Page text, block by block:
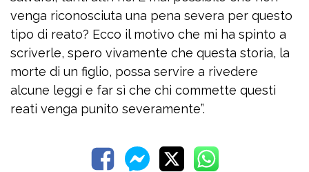
venga riconosciuta una pena severa per questo
tipo di reato? Ecco il motivo che mi ha spinto a
scriverle, spero vivamente che questa storia, la
morte di un figlio, possa servire a rivedere
alcune leggi e far sì che chi commette questi
reati venga punito severamente”.